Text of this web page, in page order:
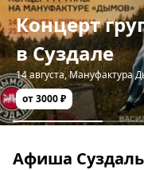
Концерт
в Суздале
14 августа,Мануфактура
от 3000 ₽
Афиша Суздаль